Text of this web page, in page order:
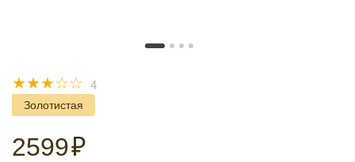
☆
☆
☆
☆
☆ 4
Золотистая
2599₽